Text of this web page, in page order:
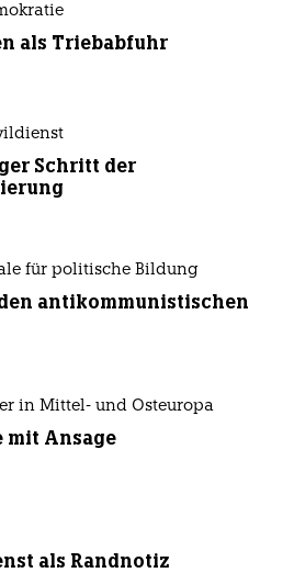
als Triebabfuhr
Schritt der
für politische Bildung
antikommunistischen
in Mittel- und Osteuropa
mit Ansage
als Randnotiz